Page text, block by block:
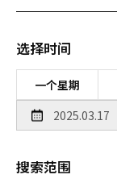
选择时间
一个星期
搜索范围